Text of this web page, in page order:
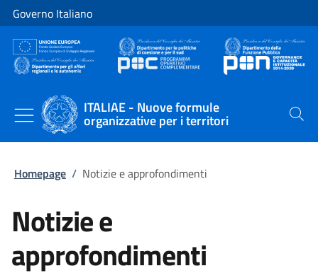
Vai al contenuto
Vai alla navigazione del sito
Governo Italiano
ITALIAE - Nuove formule
organizzative per i territori Cerca
Homepage / Notizie e approfondimenti
Notizie e
approfondimenti